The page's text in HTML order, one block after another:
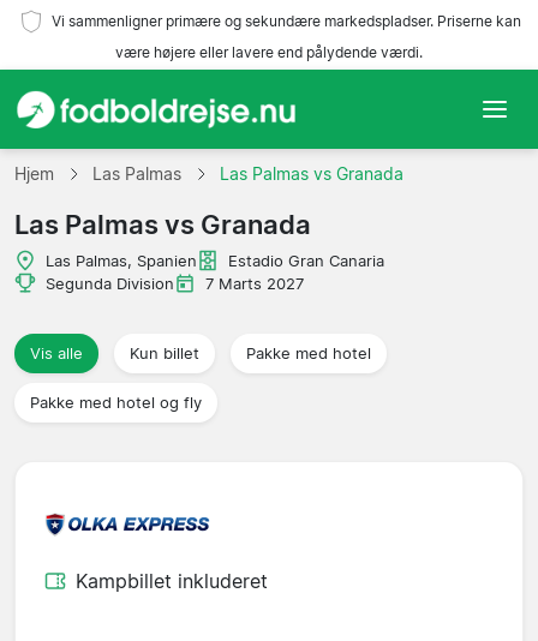
Vi sammenligner primære og sekundære markedspladser. Priserne kan
være højere eller lavere end pålydende værdi.
Hjem
Hold
Ligaer
Rejsebureauer
Hjem Las Palmas Las Palmas vs Granada
Las Palmas vs Granada
Las Palmas, Spanien
Estadio Gran Canaria
Segunda Division
7 Marts 2027
Vis alle Kun billet Pakke med hotel
Pakke med hotel og fly
Kampbillet inkluderet